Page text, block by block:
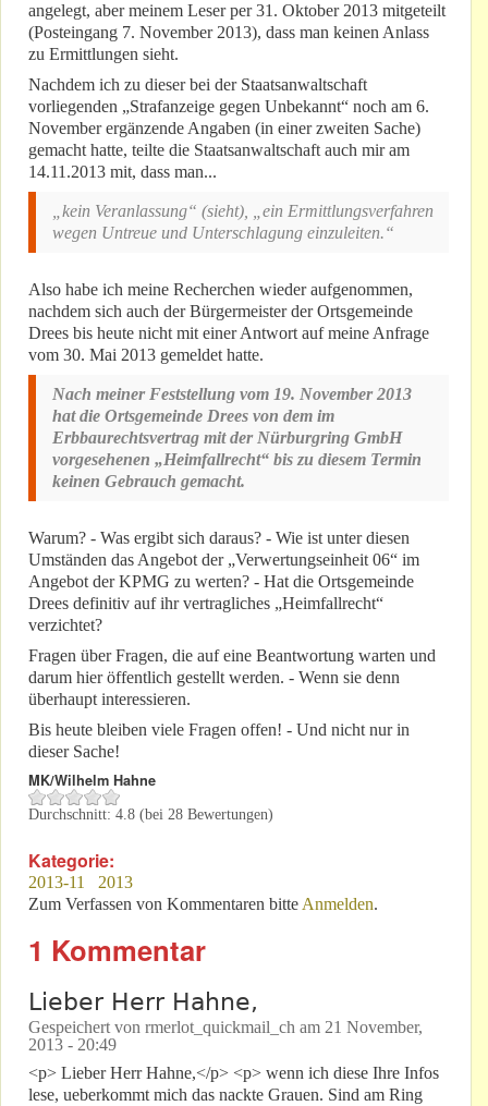
angelegt, aber meinem Leser per 31. Oktober 2013 mitgeteilt
(Posteingang 7. November 2013), dass man keinen Anlass
zu Ermittlungen sieht.
Nachdem ich zu dieser bei der Staatsanwaltschaft
vorliegenden „Strafanzeige gegen Unbekannt“ noch am 6.
November ergänzende Angaben (in einer zweiten Sache)
gemacht hatte, teilte die Staatsanwaltschaft auch mir am
14.11.2013 mit, dass man...
„kein Veranlassung“ (sieht), „ein Ermittlungsverfahren
wegen Untreue und Unterschlagung einzuleiten.“
Also habe ich meine Recherchen wieder aufgenommen,
nachdem sich auch der Bürgermeister der Ortsgemeinde
Drees bis heute nicht mit einer Antwort auf meine Anfrage
vom 30. Mai 2013 gemeldet hatte.
Nach meiner Feststellung vom 19. November 2013
hat die Ortsgemeinde Drees von dem im
Erbbaurechtsvertrag mit der Nürburgring GmbH
vorgesehenen „Heimfallrecht“ bis zu diesem Termin
keinen Gebrauch gemacht.
Warum? - Was ergibt sich daraus? - Wie ist unter diesen
Umständen das Angebot der „Verwertungseinheit 06“ im
Angebot der KPMG zu werten? - Hat die Ortsgemeinde
Drees definitiv auf ihr vertragliches „Heimfallrecht“
verzichtet?
Fragen über Fragen, die auf eine Beantwortung warten und
darum hier öffentlich gestellt werden. - Wenn sie denn
überhaupt interessieren.
Bis heute bleiben viele Fragen offen! - Und nicht nur in
dieser Sache!
MK/Wilhelm Hahne
Durchschnitt: 4.8 (bei 28 Bewertungen)
Kategorie:
2013-11
2013
Zum Verfassen von Kommentaren bitte Anmelden.
1 Kommentar
Lieber Herr Hahne,
Gespeichert von rmerlot_quickmail_ch am 21 November,
2013 - 20:49
<p> Lieber Herr Hahne,</p> <p> wenn ich diese Ihre Infos
lese, ueberkommt mich das nackte Grauen. Sind am Ring